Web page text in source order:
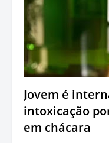
Jovem é
intoxicação
em chácara